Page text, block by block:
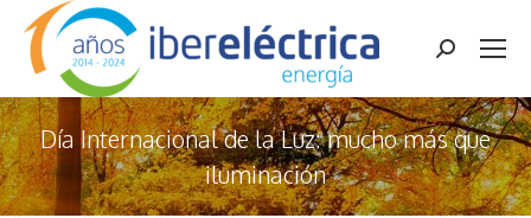
Buscar:
Día Internacional de la Luz: mucho más que
iluminación
Estás aquí: